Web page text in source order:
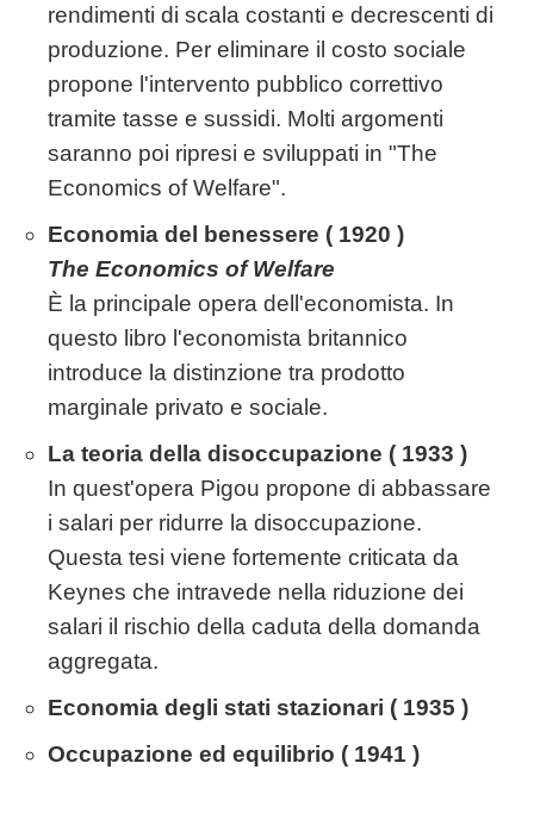
rendimenti di scala costanti e decrescenti di
produzione. Per eliminare il costo sociale
propone l'intervento pubblico correttivo
tramite tasse e sussidi. Molti argomenti
saranno poi ripresi e sviluppati in "The
Economics of Welfare".
Economia del benessere ( 1920 )
The Economics of Welfare
È la principale opera dell'economista. In
questo libro l'economista britannico
introduce la distinzione tra prodotto
marginale privato e sociale.
La teoria della disoccupazione ( 1933 )
In quest'opera Pigou propone di abbassare
i salari per ridurre la disoccupazione.
Questa tesi viene fortemente criticata da
Keynes che intravede nella riduzione dei
salari il rischio della caduta della domanda
aggregata.
Economia degli stati stazionari ( 1935 )
Occupazione ed equilibrio ( 1941 )